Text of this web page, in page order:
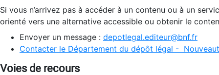
Si vous n’arrivez pas à accéder à un contenu ou à un
orienté vers une alternative accessible ou obtenir le
Envoyer un message : depotlegal.editeur@bnf.fr
Contacter le Département du dépôt légal -
Voies de recours